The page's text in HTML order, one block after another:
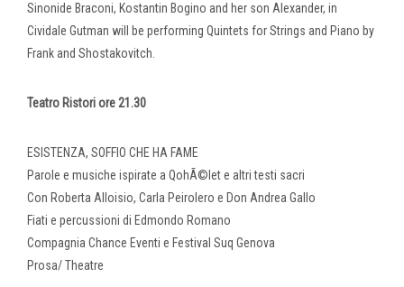
Sinonide Braconi, Kostantin Bogino and her son Alexander, in
Cividale Gutman will be performing Quintets for Strings and Piano by
Frank and Shostakovitch.
Teatro Ristori ore 21.30
ESISTENZA, SOFFIO CHE HA FAME
Parole e musiche ispirate a QohÃ©let e altri testi sacri
Con Roberta Alloisio, Carla Peirolero e Don Andrea Gallo
Fiati e percussioni di Edmondo Romano
Compagnia Chance Eventi e Festival Suq Genova
Prosa/ Theatre